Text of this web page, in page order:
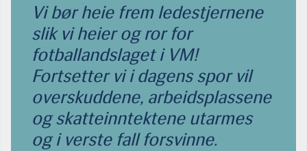
Vi bør heie frem ledestjernene
slik vi heier og ror for
fotballandslaget i VM!
Fortsetter vi i dagens spor vil
overskuddene, arbeidsplassene
og skatteinntektene utarmes
og i verste fall forsvinne.